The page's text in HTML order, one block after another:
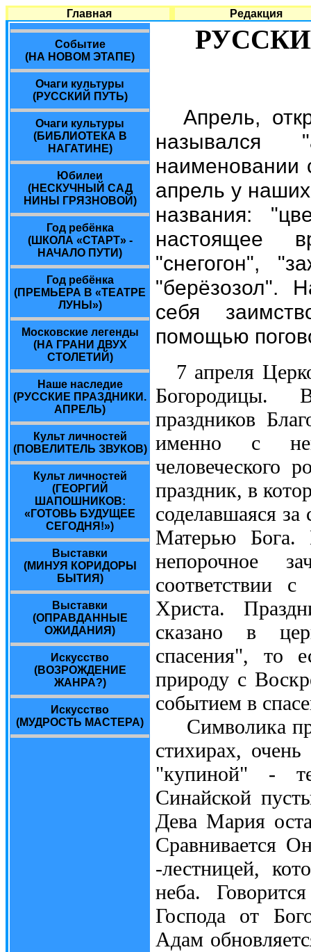
Главная Редакция
Событие
(НА НОВОМ ЭТАПЕ)
Очаги культуры
(РУССКИЙ ПУТЬ)
Очаги культуры
(БИБЛИОТЕКА В
НАГАТИНЕ)
Юбилеи
(НЕСКУЧНЫЙ САД
НИНЫ ГРЯЗНОВОЙ)
Год ребёнка
(ШКОЛА «СТАРТ» -
НАЧАЛО ПУТИ)
Год ребёнка
(ПРЕМЬЕРА В «ТЕАТРЕ
ЛУНЫ»)
Московские легенды
(НА ГРАНИ ДВУХ
СТОЛЕТИЙ)
Наше наследие
(РУССКИЕ ПРАЗДНИКИ.
АПРЕЛЬ)
Культ личностей
(ПОВЕЛИТЕЛЬ ЗВУКОВ)
Культ личностей
(ГЕОРГИЙ
ШАПОШНИКОВ:
«ГОТОВЬ БУДУЩЕЕ
СЕГОДНЯ!»)
Выставки
(МИНУЯ КОРИДОРЫ
БЫТИЯ)
Выставки
(ОПРАВДАННЫЕ
ОЖИДАНИЯ)
Искусство
(ВОЗРОЖДЕНИЕ
ЖАНРА?)
Искусство
(МУДРОСТЬ МАСТЕРА)
Апрель,
назывался
наименовании
апрель у
названия:
настоящее
"снегогон",
"берёзозол".
себя
помощью
7 апреля
Богородицы.
праздников
именно с
человеческого
праздник, в
соделавшаяся
Матерью Бога.
непорочное
соответствии
Христа.
сказано в
спасения", то
природу с
событием в
Символика
стихирах,
"купиной" -
Синайской
Дева Мария
Сравнивается
-лестницей,
неба.
Господа от
Адам